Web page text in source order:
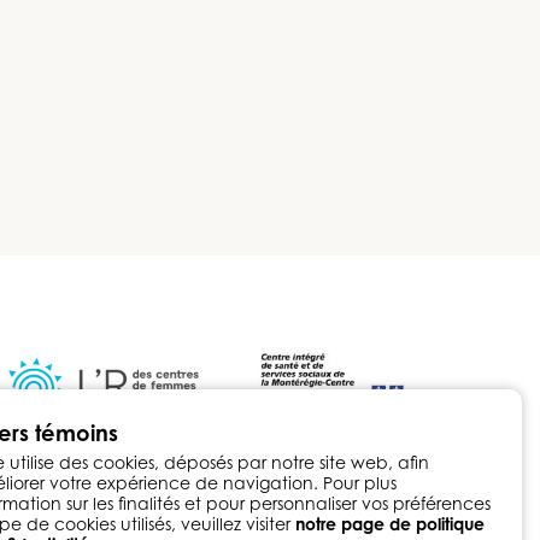
témoins
utilise des cookies, déposés par notre site web, afin
votre expérience de navigation. Pour plus
sur les finalités et pour personnaliser vos préférences
de cookies utilisés, veuillez visiter notre page de politique